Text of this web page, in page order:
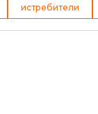
истребители